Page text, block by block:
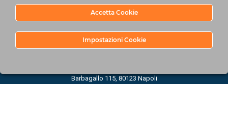
Barbagallo 115, 80123 Napoli
Accetta Cookie
Impostazioni Cookie